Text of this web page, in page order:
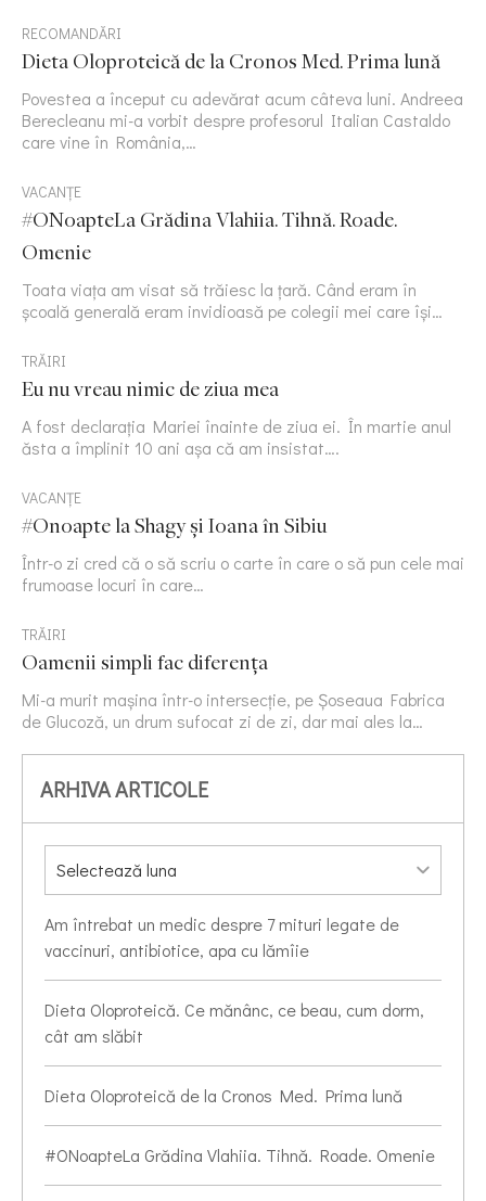
RECOMANDĂRI
Dieta Oloproteică de la Cronos Med. Prima lună
Povestea a început cu adevărat acum câteva luni. Andreea
Berecleanu mi-a vorbit despre profesorul Italian Castaldo
care vine în România,…
VACANȚE
#ONoapteLa Grădina Vlahiia. Tihnă. Roade.
Omenie
Toata viața am visat să trăiesc la țară. Când eram în
școală generală eram invidioasă pe colegii mei care își…
TRĂIRI
Eu nu vreau nimic de ziua mea
A fost declarația Mariei înainte de ziua ei. În martie anul
ăsta a împlinit 10 ani așa că am insistat….
VACANȚE
#Onoapte la Shagy și Ioana în Sibiu
Într-o zi cred că o să scriu o carte în care o să pun cele mai
frumoase locuri în care…
TRĂIRI
Oamenii simpli fac diferența
Mi-a murit mașina într-o intersecție, pe Șoseaua Fabrica
de Glucoză, un drum sufocat zi de zi, dar mai ales la…
ARHIVA ARTICOLE
Am întrebat un medic despre 7 mituri legate de
vaccinuri, antibiotice, apa cu lămîie
Dieta Oloproteică. Ce mănânc, ce beau, cum dorm,
cât am slăbit
Dieta Oloproteică de la Cronos Med. Prima lună
#ONoapteLa Grădina Vlahiia. Tihnă. Roade. Omenie